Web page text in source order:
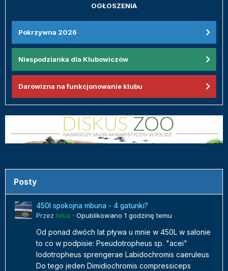
OGŁOSZENIA
Pokrzywna 2026
Niespodzianka dla Klubowiczów
Darowizna na funkcjonowanie klubu
Posty
450l spokojna mbuna - 4 gatunki?
Przez hilux · Opublikowano 1 godzinę temu
Od ponad dwóch lat pływa u mnie w 450L w salonie
to co w podpisie: Pseudotropheus sp. "acei"
Iodotropheus sprengerae Labidochromis caeruleus
Do tego jeden Dimidiochromis compressiceps